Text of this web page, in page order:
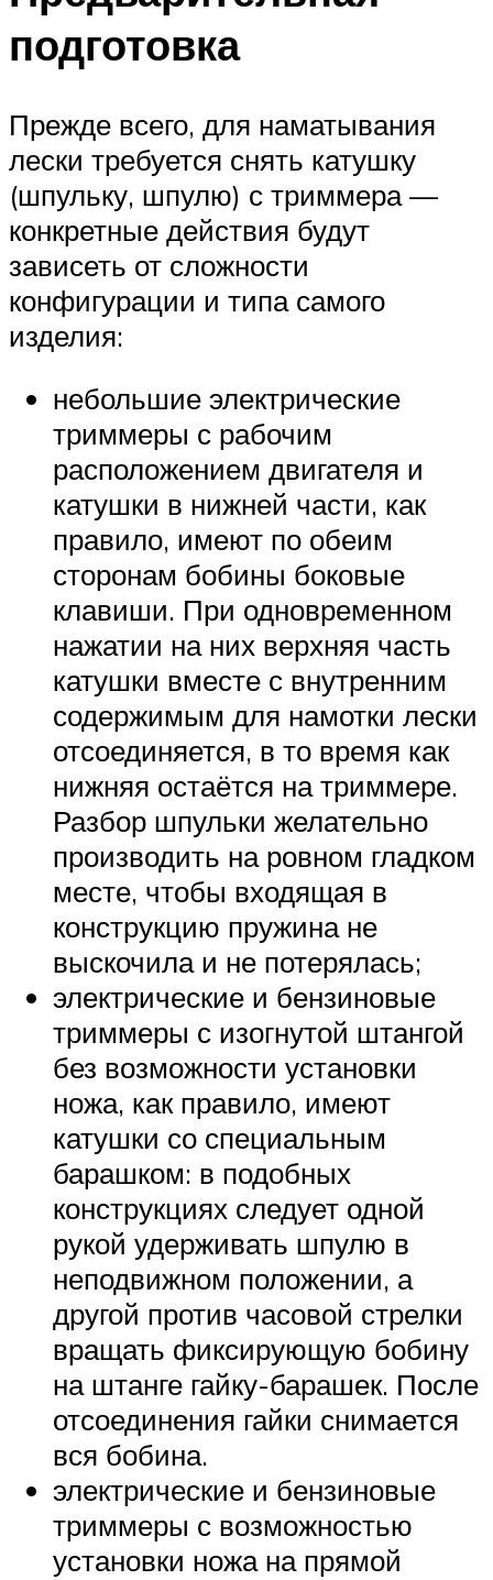
подготовка
Прежде всего, для наматывания
лески требуется снять катушку
(шпульку, шпулю) с триммера —
конкретные действия будут
зависеть от сложности
конфигурации и типа самого
изделия:
небольшие электрические
триммеры с рабочим
расположением двигателя и
катушки в нижней части, как
правило, имеют по обеим
сторонам бобины боковые
клавиши. При одновременном
нажатии на них верхняя часть
катушки вместе с внутренним
содержимым для намотки лески
отсоединяется, в то время как
нижняя остаётся на триммере.
Разбор шпульки желательно
производить на ровном гладком
месте, чтобы входящая в
конструкцию пружина не
выскочила и не потерялась;
электрические и бензиновые
триммеры с изогнутой штангой
без возможности установки
ножа, как правило, имеют
катушки со специальным
барашком: в подобных
конструкциях следует одной
рукой удерживать шпулю в
неподвижном положении, а
другой против часовой стрелки
вращать фиксирующую бобину
на штанге гайку-барашек. После
отсоединения гайки снимается
вся бобина.
электрические и бензиновые
триммеры с возможностью
установки ножа на прямой